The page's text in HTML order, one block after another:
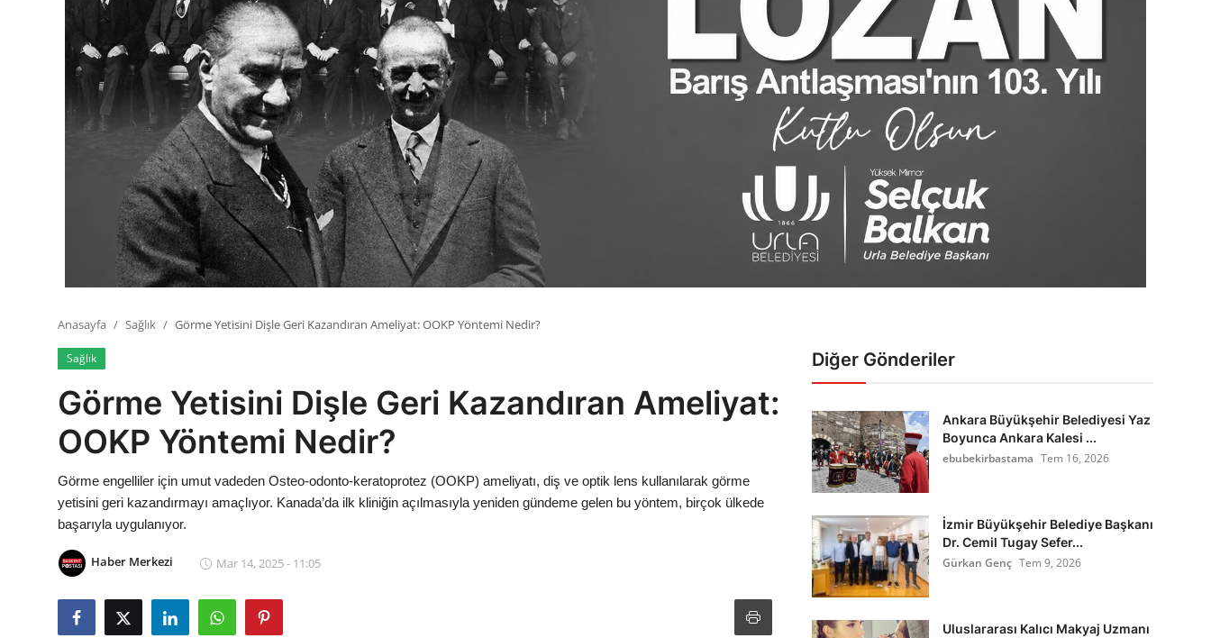
Toplum ve Yaşam
Sivil Toplum Kuruluşları
Kamu Kurumları ve Üst Kurullar
Anasayfa Sağlık Görme Yetisini Dişle Geri Kazandıran Ameliyat: OOKP Yöntemi Nedir?
Sağlık
Görme Yetisini Dişle Geri Kazandıran Ameliyat:
OOKP Yöntemi Nedir?
Görme engelliler için umut vadeden Osteo-odonto-keratoprotez (OOKP) ameliyatı, diş ve optik lens kullanılarak görme
yetisini geri kazandırmayı amaçlıyor. Kanada’da ilk kliniğin açılmasıyla yeniden gündeme gelen bu yöntem, birçok ülkede
başarıyla uygulanıyor.
Haber Merkezi Mar 14, 2025 - 11:05
Diğer Gönderiler
Ankara Büyükşehir Belediyesi Yaz
Boyunca Ankara Kalesi ...
ebubekirbastama Tem 16, 2026
İzmir Büyükşehir Belediye Başkanı
Dr. Cemil Tugay Sefer...
Gürkan Genç Tem 9, 2026
Uluslararası Kalıcı Makyaj Uzmanı